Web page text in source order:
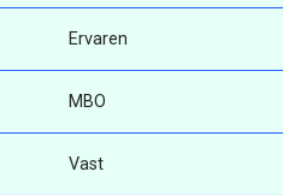
Ervaren
MBO
Vast